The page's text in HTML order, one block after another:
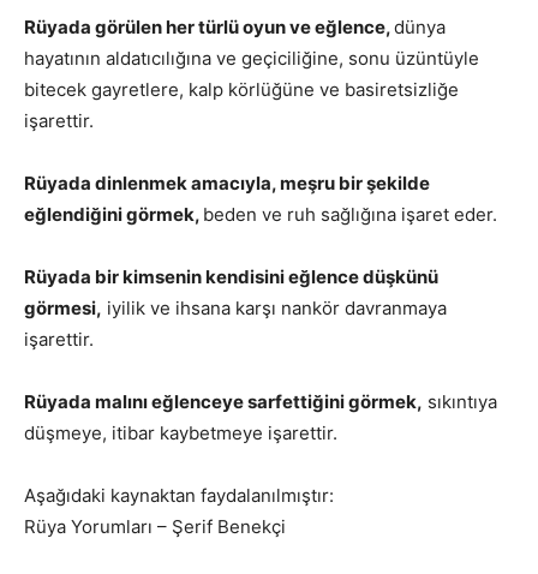
Rüyada görülen her türlü oyun ve eğlence,dünya
hayatının aldatıcılığına ve geçiciliğine, sonu üzüntüyle
bitecek gayretlere, kalp körlüğüne ve basiretsizliğe
işarettir.
Rüyada dinlenmek amacıyla, meşru bir şekilde
eğlendiğini görmek, beden ve ruh sağlığına işaret eder.
Rüyada bir kimsenin kendisini eğlence düşkünü
görmesi, iyilik ve ihsana karşı nankör davranmaya
işarettir.
Rüyada malını eğlenceye sarfettiğini görmek, sıkıntıya
düşmeye, itibar kaybetmeye işarettir.
Aşağıdaki kaynaktan faydalanılmıştır:
Rüya Yorumları – Şerif Benekçi